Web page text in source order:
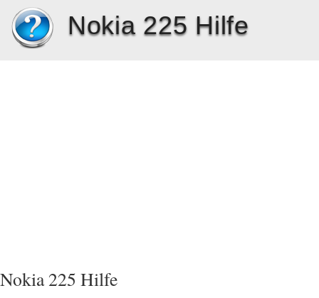
Nokia 225 Hilfe
Nokia 225 Hilfe